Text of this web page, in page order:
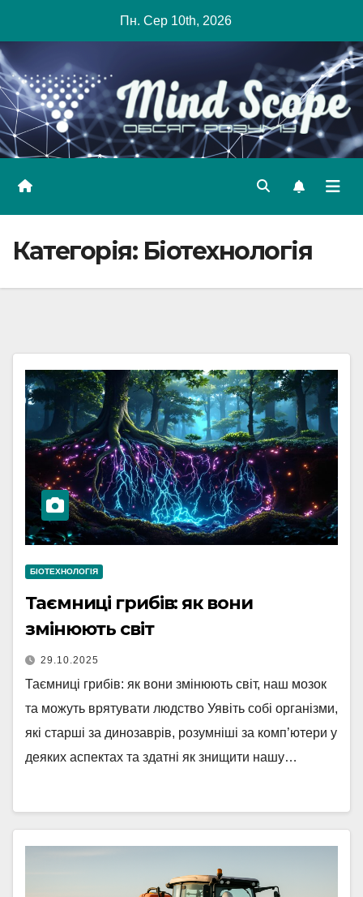
content
Пн. Сер 10th, 2026
Категорія: Біотехнологія
БІОТЕХНОЛОГІЯ
Таємниці грибів: як вони
змінюють світ
29.10.2025
Таємниці грибів: як вони змінюють світ, наш мозок
та можуть врятувати людство Уявіть собі організми,
які старші за динозаврів, розумніші за комп’ютери у
деяких аспектах та здатні як знищити нашу…